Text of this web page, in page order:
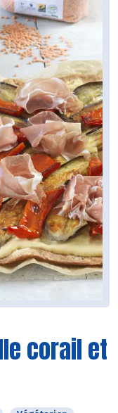
corail et